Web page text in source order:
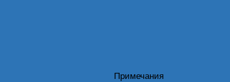
Примечания